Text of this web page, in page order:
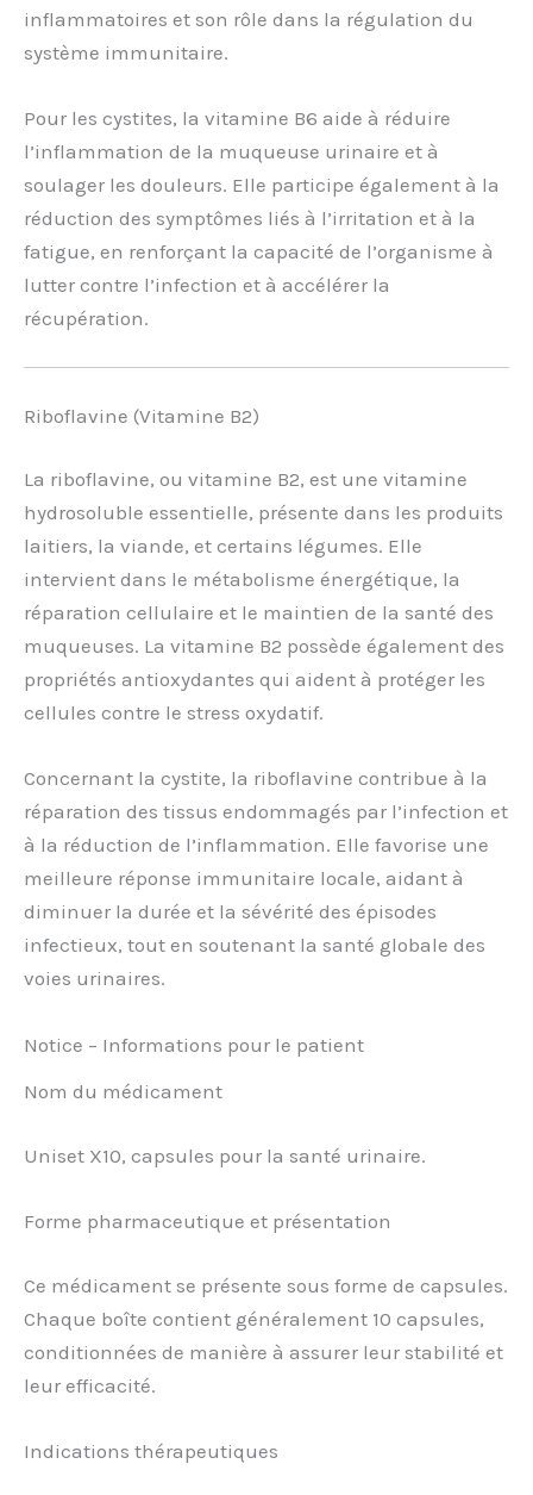
inflammatoires et son rôle dans la régulation du
système immunitaire.
Pour les cystites, la vitamine B6 aide à réduire
l’inflammation de la muqueuse urinaire et à
soulager les douleurs. Elle participe également à la
réduction des symptômes liés à l’irritation et à la
fatigue, en renforçant la capacité de l’organisme à
lutter contre l’infection et à accélérer la
récupération.
Riboflavine (Vitamine B2)
La riboflavine, ou vitamine B2, est une vitamine
hydrosoluble essentielle, présente dans les produits
laitiers, la viande, et certains légumes. Elle
intervient dans le métabolisme énergétique, la
réparation cellulaire et le maintien de la santé des
muqueuses. La vitamine B2 possède également des
propriétés antioxydantes qui aident à protéger les
cellules contre le stress oxydatif.
Concernant la cystite, la riboflavine contribue à la
réparation des tissus endommagés par l’infection et
à la réduction de l’inflammation. Elle favorise une
meilleure réponse immunitaire locale, aidant à
diminuer la durée et la sévérité des épisodes
infectieux, tout en soutenant la santé globale des
voies urinaires.
Notice – Informations pour le patient
Nom du médicament
Uniset X10, capsules pour la santé urinaire.
Forme pharmaceutique et présentation
Ce médicament se présente sous forme de capsules.
Chaque boîte contient généralement 10 capsules,
conditionnées de manière à assurer leur stabilité et
leur efficacité.
Indications thérapeutiques